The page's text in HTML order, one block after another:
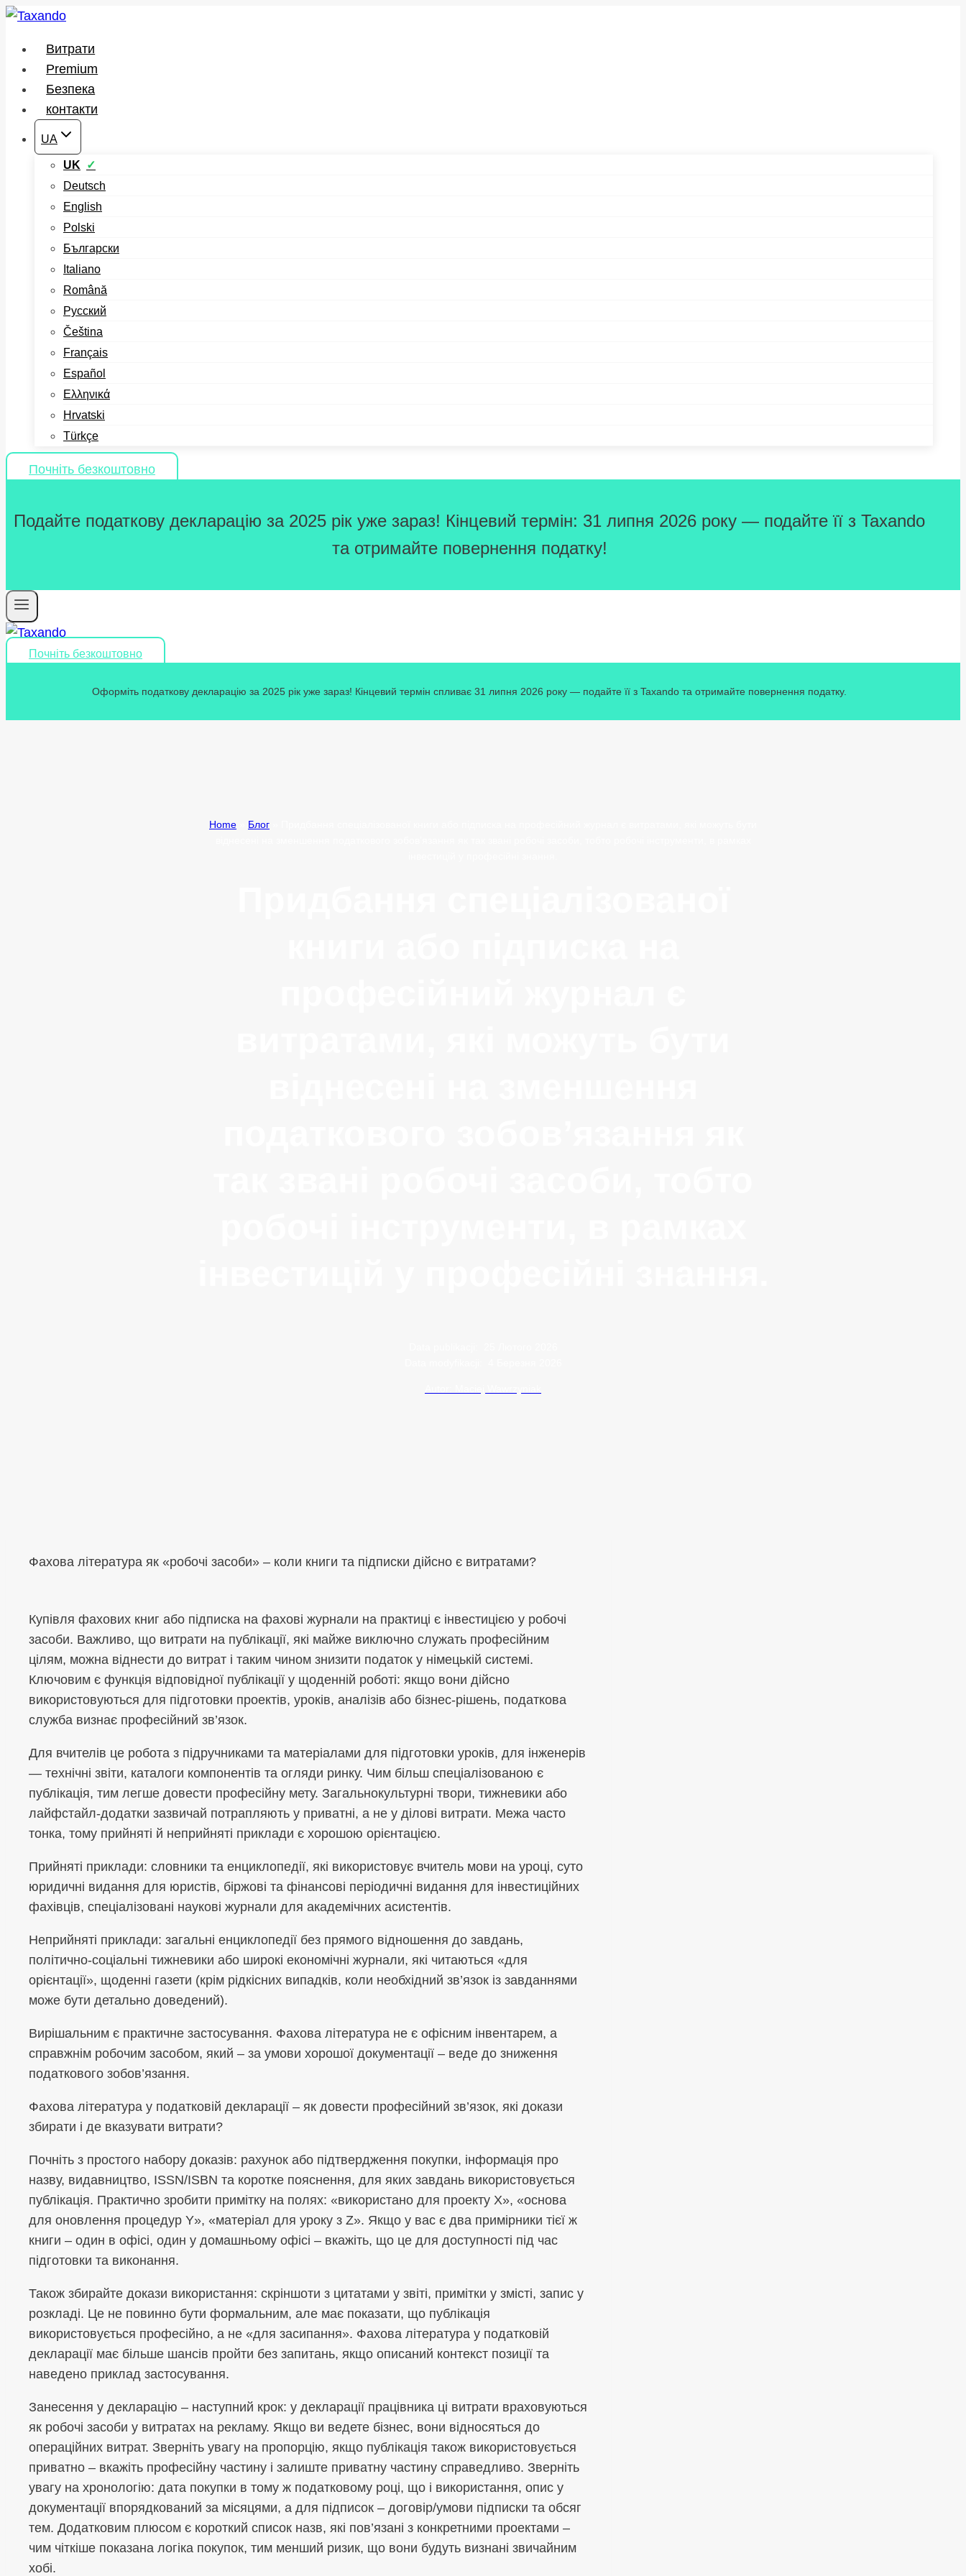
Перейти
вмісту
Витрати
Premium
Безпека
контакти
UA
UK
Deutsch
English
Polski
Български
Italiano
Română
Русский
Čeština
Français
Español
Ελληνικά
Hrvatski
Türkçe
Почніть безкоштовно
Подайте податкову декларацію за 2025 рік уже зараз! Кінцевий термін: 31 липня 2026 року — подайте її з Taxando
та отримайте повернення податку!
Почніть безкоштовно
Оформіть податкову декларацію за 2025 рік уже зараз! Кінцевий термін спливає 31 липня 2026 року — подайте її з Taxando та отримайте повернення податку.
Home Блог
Фахова література як «робочі засоби» – коли книги та підписки дійсно є витратами?
Купівля фахових книг або підписка на фахові журнали на практиці є інвестицією у робочі
засоби. Важливо, що витрати на публікації, які майже виключно служать професійним
цілям, можна віднести до витрат і таким чином знизити податок у німецькій системі.
Ключовим є функція відповідної публікації у щоденній роботі: якщо вони дійсно
використовуються для підготовки проектів, уроків, аналізів або бізнес-рішень, податкова
служба визнає професійний зв’язок.
Для вчителів це робота з підручниками та матеріалами для підготовки уроків, для інженерів
— технічні звіти, каталоги компонентів та огляди ринку. Чим більш спеціалізованою є
публікація, тим легше довести професійну мету. Загальнокультурні твори, тижневики або
лайфстайл-додатки зазвичай потрапляють у приватні, а не у ділові витрати. Межа часто
тонка, тому прийняті й неприйняті приклади є хорошою орієнтацією.
Прийняті приклади: словники та енциклопедії, які використовує вчитель мови на уроці, суто
юридичні видання для юристів, біржові та фінансові періодичні видання для інвестиційних
фахівців, спеціалізовані наукові журнали для академічних асистентів.
Неприйняті приклади: загальні енциклопедії без прямого відношення до завдань,
політично-соціальні тижневики або широкі економічні журнали, які читаються «для
орієнтації», щоденні газети (крім рідкісних випадків, коли необхідний зв’язок із завданнями
може бути детально доведений).
Вирішальним є практичне застосування. Фахова література не є офісним інвентарем, а
справжнім робочим засобом, який – за умови хорошої документації – веде до зниження
податкового зобов’язання.
Фахова література у податковій декларації – як довести професійний зв’язок, які докази
збирати і де вказувати витрати?
Почніть з простого набору доказів: рахунок або підтвердження покупки, інформація про
назву, видавництво, ISSN/ISBN та коротке пояснення, для яких завдань використовується
публікація. Практично зробити примітку на полях: «використано для проекту Х», «основа
для оновлення процедур Y», «матеріал для уроку з Z». Якщо у вас є два примірники тієї ж
книги – один в офісі, один у домашньому офісі – вкажіть, що це для доступності під час
підготовки та виконання.
Також збирайте докази використання: скріншоти з цитатами у звіті, примітки у змісті, запис у
розкладі. Це не повинно бути формальним, але має показати, що публікація
використовується професійно, а не «для засипання». Фахова література у податковій
декларації має більше шансів пройти без запитань, якщо описаний контекст позиції та
наведено приклад застосування.
Занесення у декларацію – наступний крок: у декларації працівника ці витрати враховуються
як робочі засоби у витратах на рекламу. Якщо ви ведете бізнес, вони відносяться до
операційних витрат. Зверніть увагу на пропорцію, якщо публікація також використовується
приватно – вкажіть професійну частину і залиште приватну частину справедливо. Зверніть
увагу на хронологію: дата покупки в тому ж податковому році, що і використання, опис у
документації впорядкований за місяцями, а для підписок – договір/умови підписки та обсяг
тем. Додатковим плюсом є короткий список назв, які пов’язані з конкретними проектами –
чим чіткіше показана логіка покупок, тим менший ризик, що вони будуть визнані звичайним
хобі.